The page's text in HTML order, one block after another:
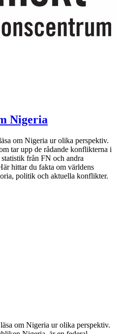
Nigeria
om Nigeria ur olika perspektiv.
tar upp de rådande konflikterna i
från FN och andra
hittar du fakta om världens
politik och aktuella konflikter.
om Nigeria ur olika perspektiv.